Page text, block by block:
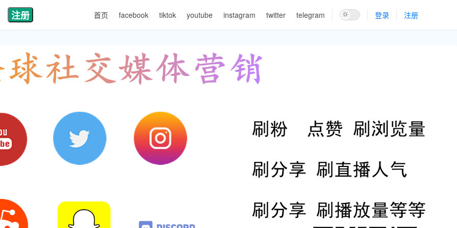
注册 首页 facebook tiktok youtube instagram twitter telegram 登录 注册